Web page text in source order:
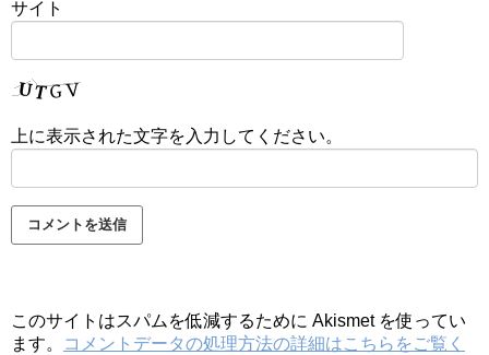
サイト
上に表示された文字を入力してください。
このサイトはスパムを低減するために Akismet を使ってい
ます。
コメントデータの処理方法の詳細はこちらをご覧く